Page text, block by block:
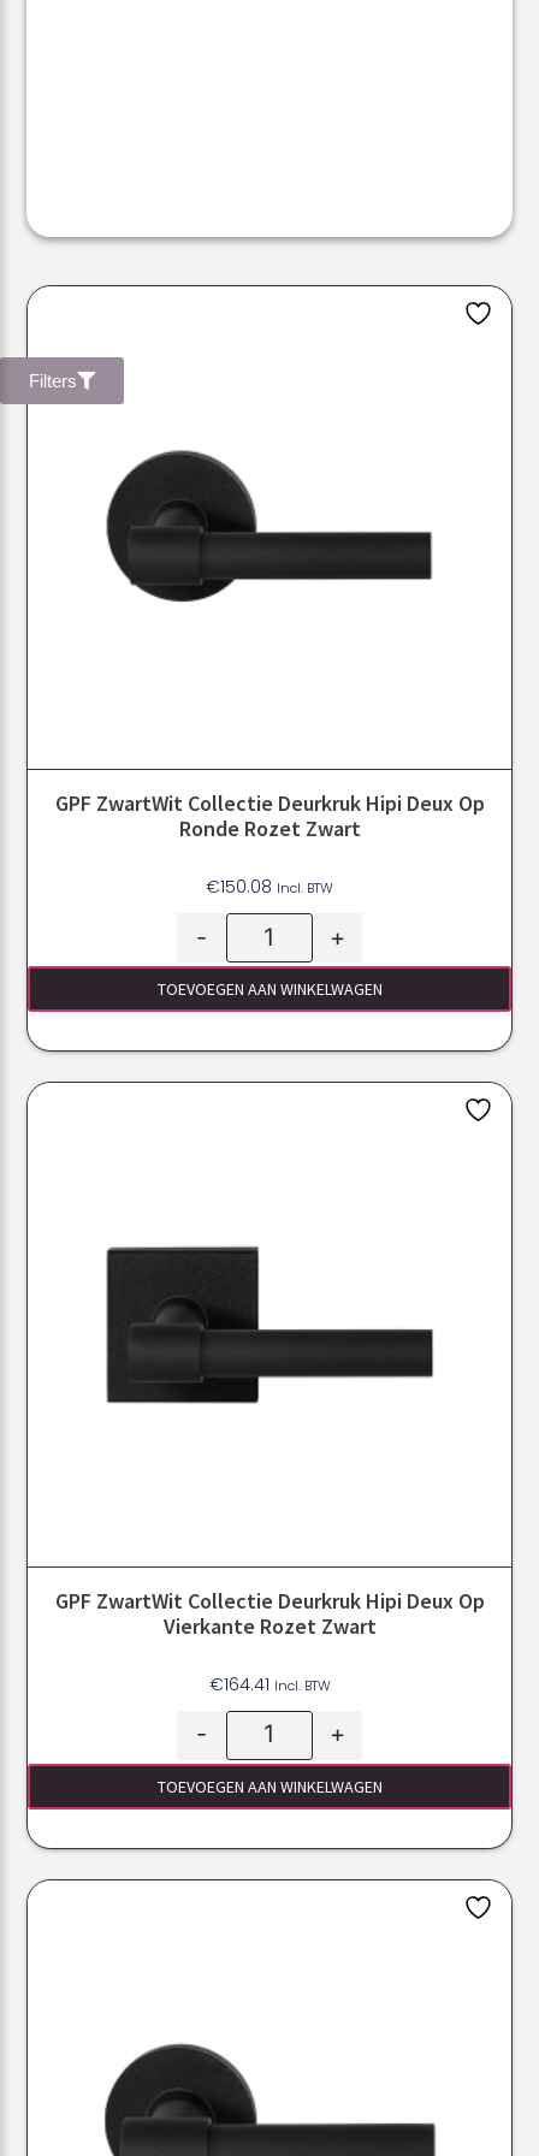
Filters
GPF ZwartWit Collectie Deurkruk Hipi Deux Op
Ronde Rozet Zwart
€150.08 Incl. BTW
- +
TOEVOEGEN AAN WINKELWAGEN
GPF ZwartWit Collectie Deurkruk Hipi Deux Op
Vierkante Rozet Zwart
€164.41 Incl. BTW
- +
TOEVOEGEN AAN WINKELWAGEN